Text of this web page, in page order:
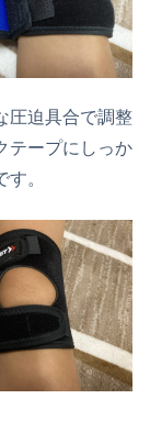
圧迫具合で調整
テープにしっか
。